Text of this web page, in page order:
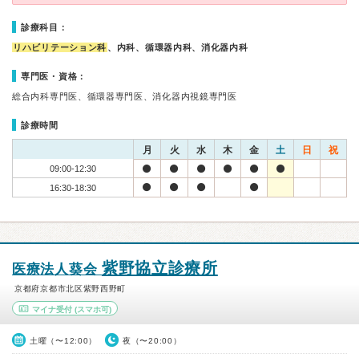
診療科目：
リハビリテーション科 、内科、循環器内科、消化器内科
専門医・資格：
総合内科専門医、循環器専門医、消化器内視鏡専門医
診療時間
月 火 水 木 金 土 日 祝
09:00-12:30
16:30-18:30
医療法人葵会 紫野協立診療所
京都府京都市北区紫野西野町
マイナ受付 (スマホ可)
土曜（〜12:00） 夜（〜20:00）